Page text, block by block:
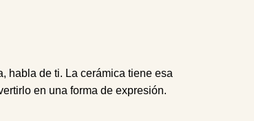
habla de ti. La cerámica tiene esa
en una forma de expresión.